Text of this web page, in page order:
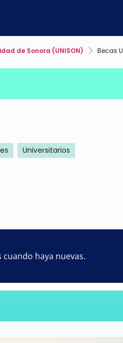
de Sonora (UNISON) Becas
Universitarios
cuando haya nuevas.